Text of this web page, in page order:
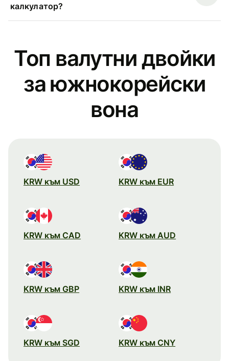
калкулатор?
Топ валутни двойки
за южнокорейски
вона
KRW към USD KRW към EUR
KRW към CAD KRW към AUD
KRW към GBP KRW към INR
KRW към SGD KRW към CNY